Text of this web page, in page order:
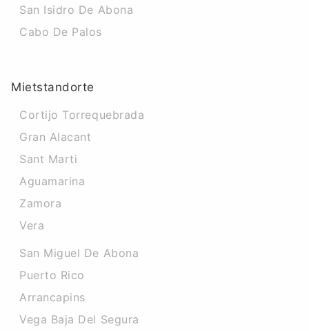
San Isidro De Abona
Cabo De Palos
Mietstandorte
Cortijo Torrequebrada
Gran Alacant
Sant Marti
Aguamarina
Zamora
Vera
San Miguel De Abona
Puerto Rico
Arrancapins
Vega Baja Del Segura